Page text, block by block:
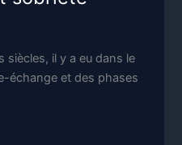
siècles, il y a eu dans le
échange et des phases